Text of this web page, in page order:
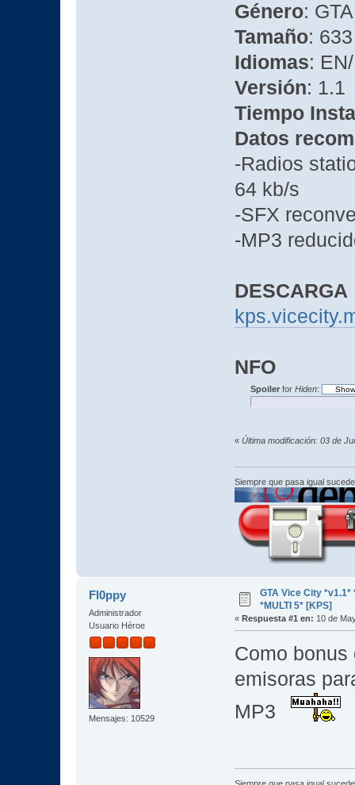
Género: GTA
Tamaño:
Idiomas:
Versión: 1.1
Tiempo
Datos
-Radios
64 kb/s
-SFX
-MP3
DESCARGA
NFO
Spoilerfor Hiden:
« Última modificación: 03 de
Siempre que pasa igual
Fl0ppy
Administrador
Usuario Héroe
Mensajes: 10529
GTA Vice City *v1.1*
*MULTI 5* [KPS]
« Respuesta #1 en: 10 de
Como
emisoras
MP3